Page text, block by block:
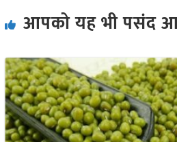
आपको यह भी पसंद